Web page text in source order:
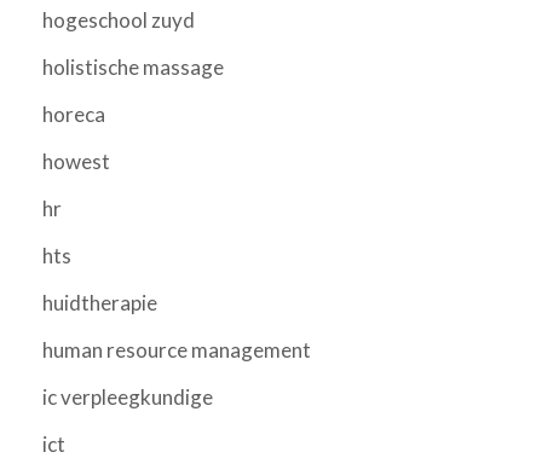
hogeschool zuyd
holistische massage
horeca
howest
hr
hts
huidtherapie
human resource management
ic verpleegkundige
ict